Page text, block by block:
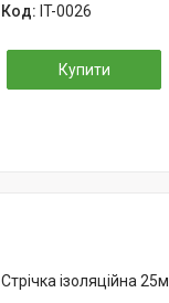
IT-0026
Купити
Стрічка ізоляційна